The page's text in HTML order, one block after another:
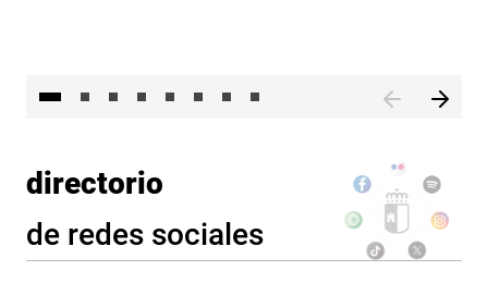
directorio
de redes sociales